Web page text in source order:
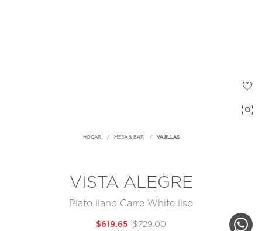
HOGAR MESA & BAR VAJILLAS
VISTA ALEGRE
Plato llano Carre White liso
$729.00
$619.65